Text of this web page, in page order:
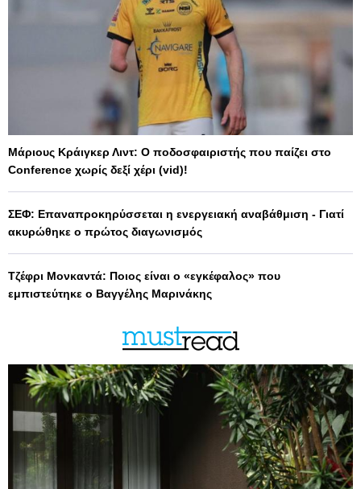
Μάριους Κράιγκερ Λιντ: Ο ποδοσφαιριστής που παίζει στο
Conference χωρίς δεξί χέρι (vid)!
ΣΕΦ: Επαναπροκηρύσσεται η ενεργειακή αναβάθμιση - Γιατί
ακυρώθηκε ο πρώτος διαγωνισμός
Τζέφρι Μονκαντά: Ποιος είναι ο «εγκέφαλος» που
εμπιστεύτηκε ο Βαγγέλης Μαρινάκης